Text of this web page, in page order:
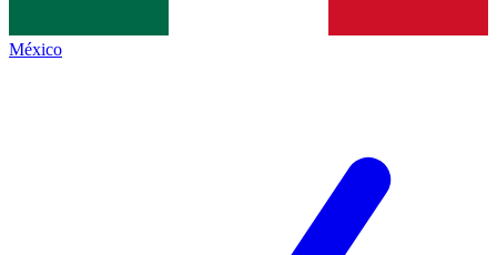
México